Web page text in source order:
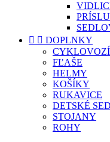
  DOPLNKY
FĽAŠE
HELMY
KOŠÍKY
RUKAVICE
DETSKÉ
STOJANY
ROHY